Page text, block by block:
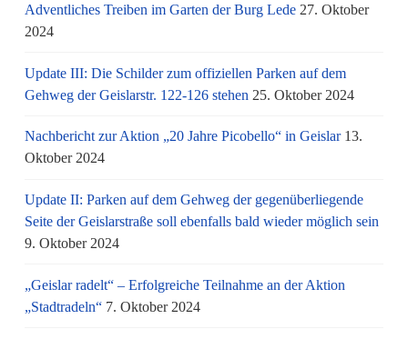
Adventliches Treiben im Garten der Burg Lede 27. Oktober
2024
Update III: Die Schilder zum offiziellen Parken auf dem
Gehweg der Geislarstr. 122-126 stehen 25. Oktober 2024
Nachbericht zur Aktion „20 Jahre Picobello“ in Geislar 13.
Oktober 2024
Update II: Parken auf dem Gehweg der gegenüberliegende
Seite der Geislarstraße soll ebenfalls bald wieder möglich sein
9. Oktober 2024
„Geislar radelt“ – Erfolgreiche Teilnahme an der Aktion
„Stadtradeln“ 7. Oktober 2024